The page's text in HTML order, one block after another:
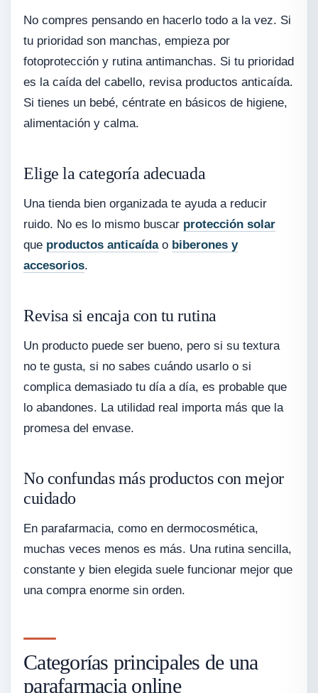
No compres pensando en hacerlo todo a la vez. Si
tu prioridad son manchas, empieza por
fotoprotección y rutina antimanchas. Si tu prioridad
es la caída del cabello, revisa productos anticaída.
Si tienes un bebé, céntrate en básicos de higiene,
alimentación y calma.
Elige la categoría adecuada
Una tienda bien organizada te ayuda a reducir
ruido. No es lo mismo buscar protección solar
que productos anticaídao biberones y
accesorios.
Revisa si encaja con tu rutina
Un producto puede ser bueno, pero si su textura
no te gusta, si no sabes cuándo usarlo o si
complica demasiado tu día a día, es probable que
lo abandones. La utilidad real importa más que la
promesa del envase.
No confundas más productos con mejor
cuidado
En parafarmacia, como en dermocosmética,
muchas veces menos es más. Una rutina sencilla,
constante y bien elegida suele funcionar mejor que
una compra enorme sin orden.
Categorías principales de una
parafarmacia online